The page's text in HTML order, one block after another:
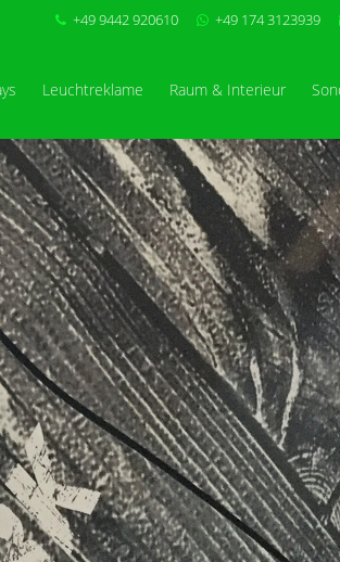
+49 9442 920610 +49 174 3123939
Leuchtreklame Raum & Interieur